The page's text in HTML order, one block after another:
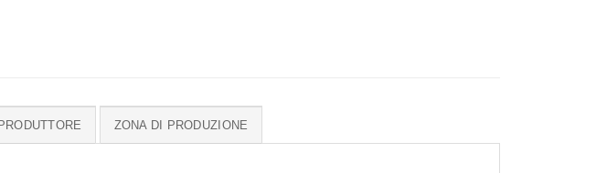
ZONA DI PRODUZIONE